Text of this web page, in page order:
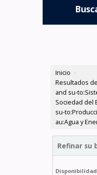
Inicio ›
Resultados
and su-
Sociedad del
su-
au:Agua y
Refinar su
Disponibilidad